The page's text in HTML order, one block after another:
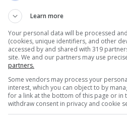
Italia. Nel luglio ha
Hoy” in cui si
gli anni in cui spicca il volo:
del talent show “X
Uno.
Learn more
Your personal data will be processed
(cookies, unique identifiers, and other
accessed by and shared with 319
site. We and our partners may use
partners.
Some vendors may process your
interest, which you can object to by
for a link at the bottom of this page or in
withdraw consent in privacy and cookie